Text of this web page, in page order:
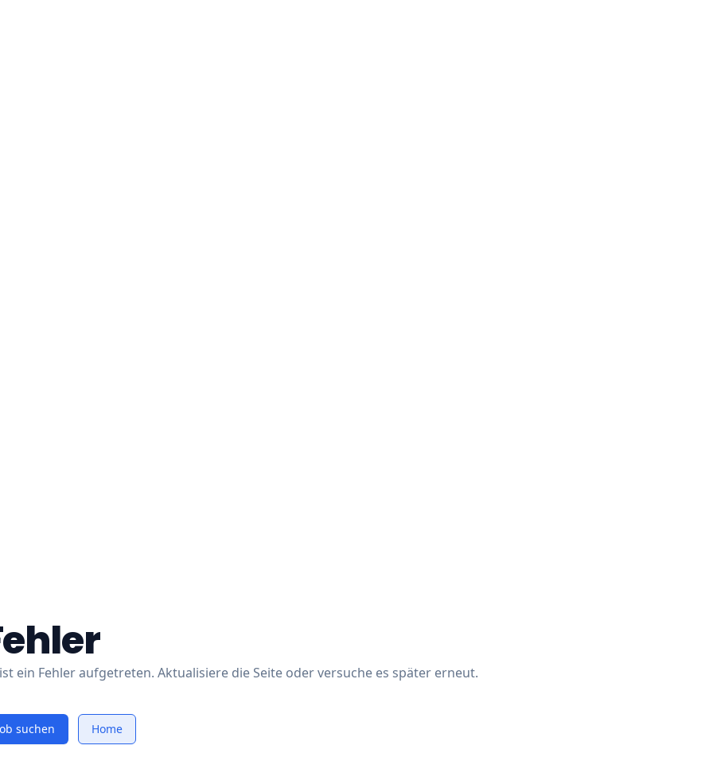
ein Fehler aufgetreten. Aktualisiere die Seite oder versuche es später erneut.
suchen Home